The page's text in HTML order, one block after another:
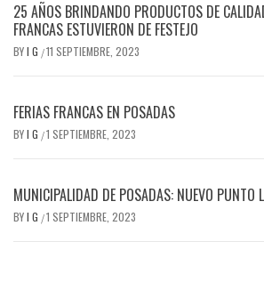
25 AÑOS BRINDANDO PRODUCTOS DE
FRANCAS ESTUVIERON DE FESTEJO
BYI G /11 SEPTIEMBRE, 2023
FERIAS FRANCAS EN POSADAS
BYI G /1 SEPTIEMBRE, 2023
MUNICIPALIDAD DE POSADAS: NUEVO PUNTO
BYI G /1 SEPTIEMBRE, 2023